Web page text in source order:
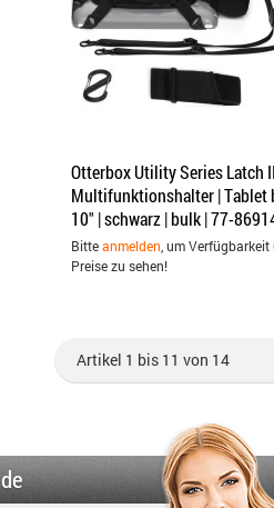
Otterbox Utility Series Latch
Multifunktionshalter | Tablet
10" | schwarz | bulk | 77-
Bitteanmelden , um
Preise zu sehen!
Artikel 1 bis 11 von 14